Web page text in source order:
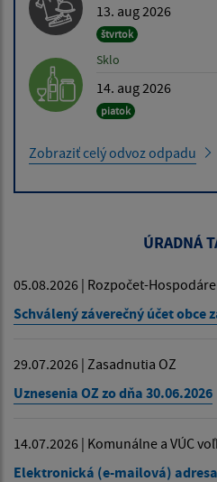
13. aug 2026
štvrtok
Sklo
14. aug 2026
piatok
Zobraziť celý odvoz odpadu
ÚRADNÁ
05.08.2026 | Rozpočet-
Schválený záverečný účet obce
29.07.2026 | Zasadnutia OZ
Uznesenia OZ zo dňa 30.06.2026
14.07.2026 | Komunálne a VÚC
Elektronická (e-mailová)